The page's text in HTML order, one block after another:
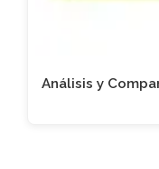
Análisis y